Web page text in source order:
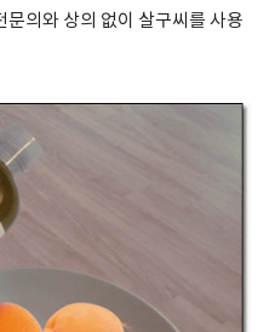
의와 상의 없이 살구씨를 사용